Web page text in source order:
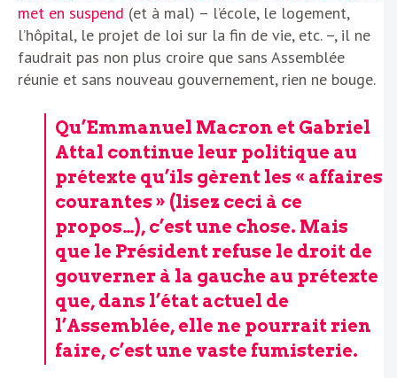
met en suspend (et à mal) – l’école, le logement,
l’hôpital, le projet de loi sur la fin de vie, etc. –, il ne
faudrait pas non plus croire que sans Assemblée
réunie et sans nouveau gouvernement, rien ne bouge.
Qu’Emmanuel Macron et Gabriel
Attal continue leur politique au
prétexte qu’ils gèrent les « affaires
courantes » (lisez ceci à ce
propos…), c’est une chose. Mais
que le Président refuse le droit de
gouverner à la gauche au prétexte
que, dans l’état actuel de
l’Assemblée, elle ne pourrait rien
faire, c’est une vaste fumisterie.